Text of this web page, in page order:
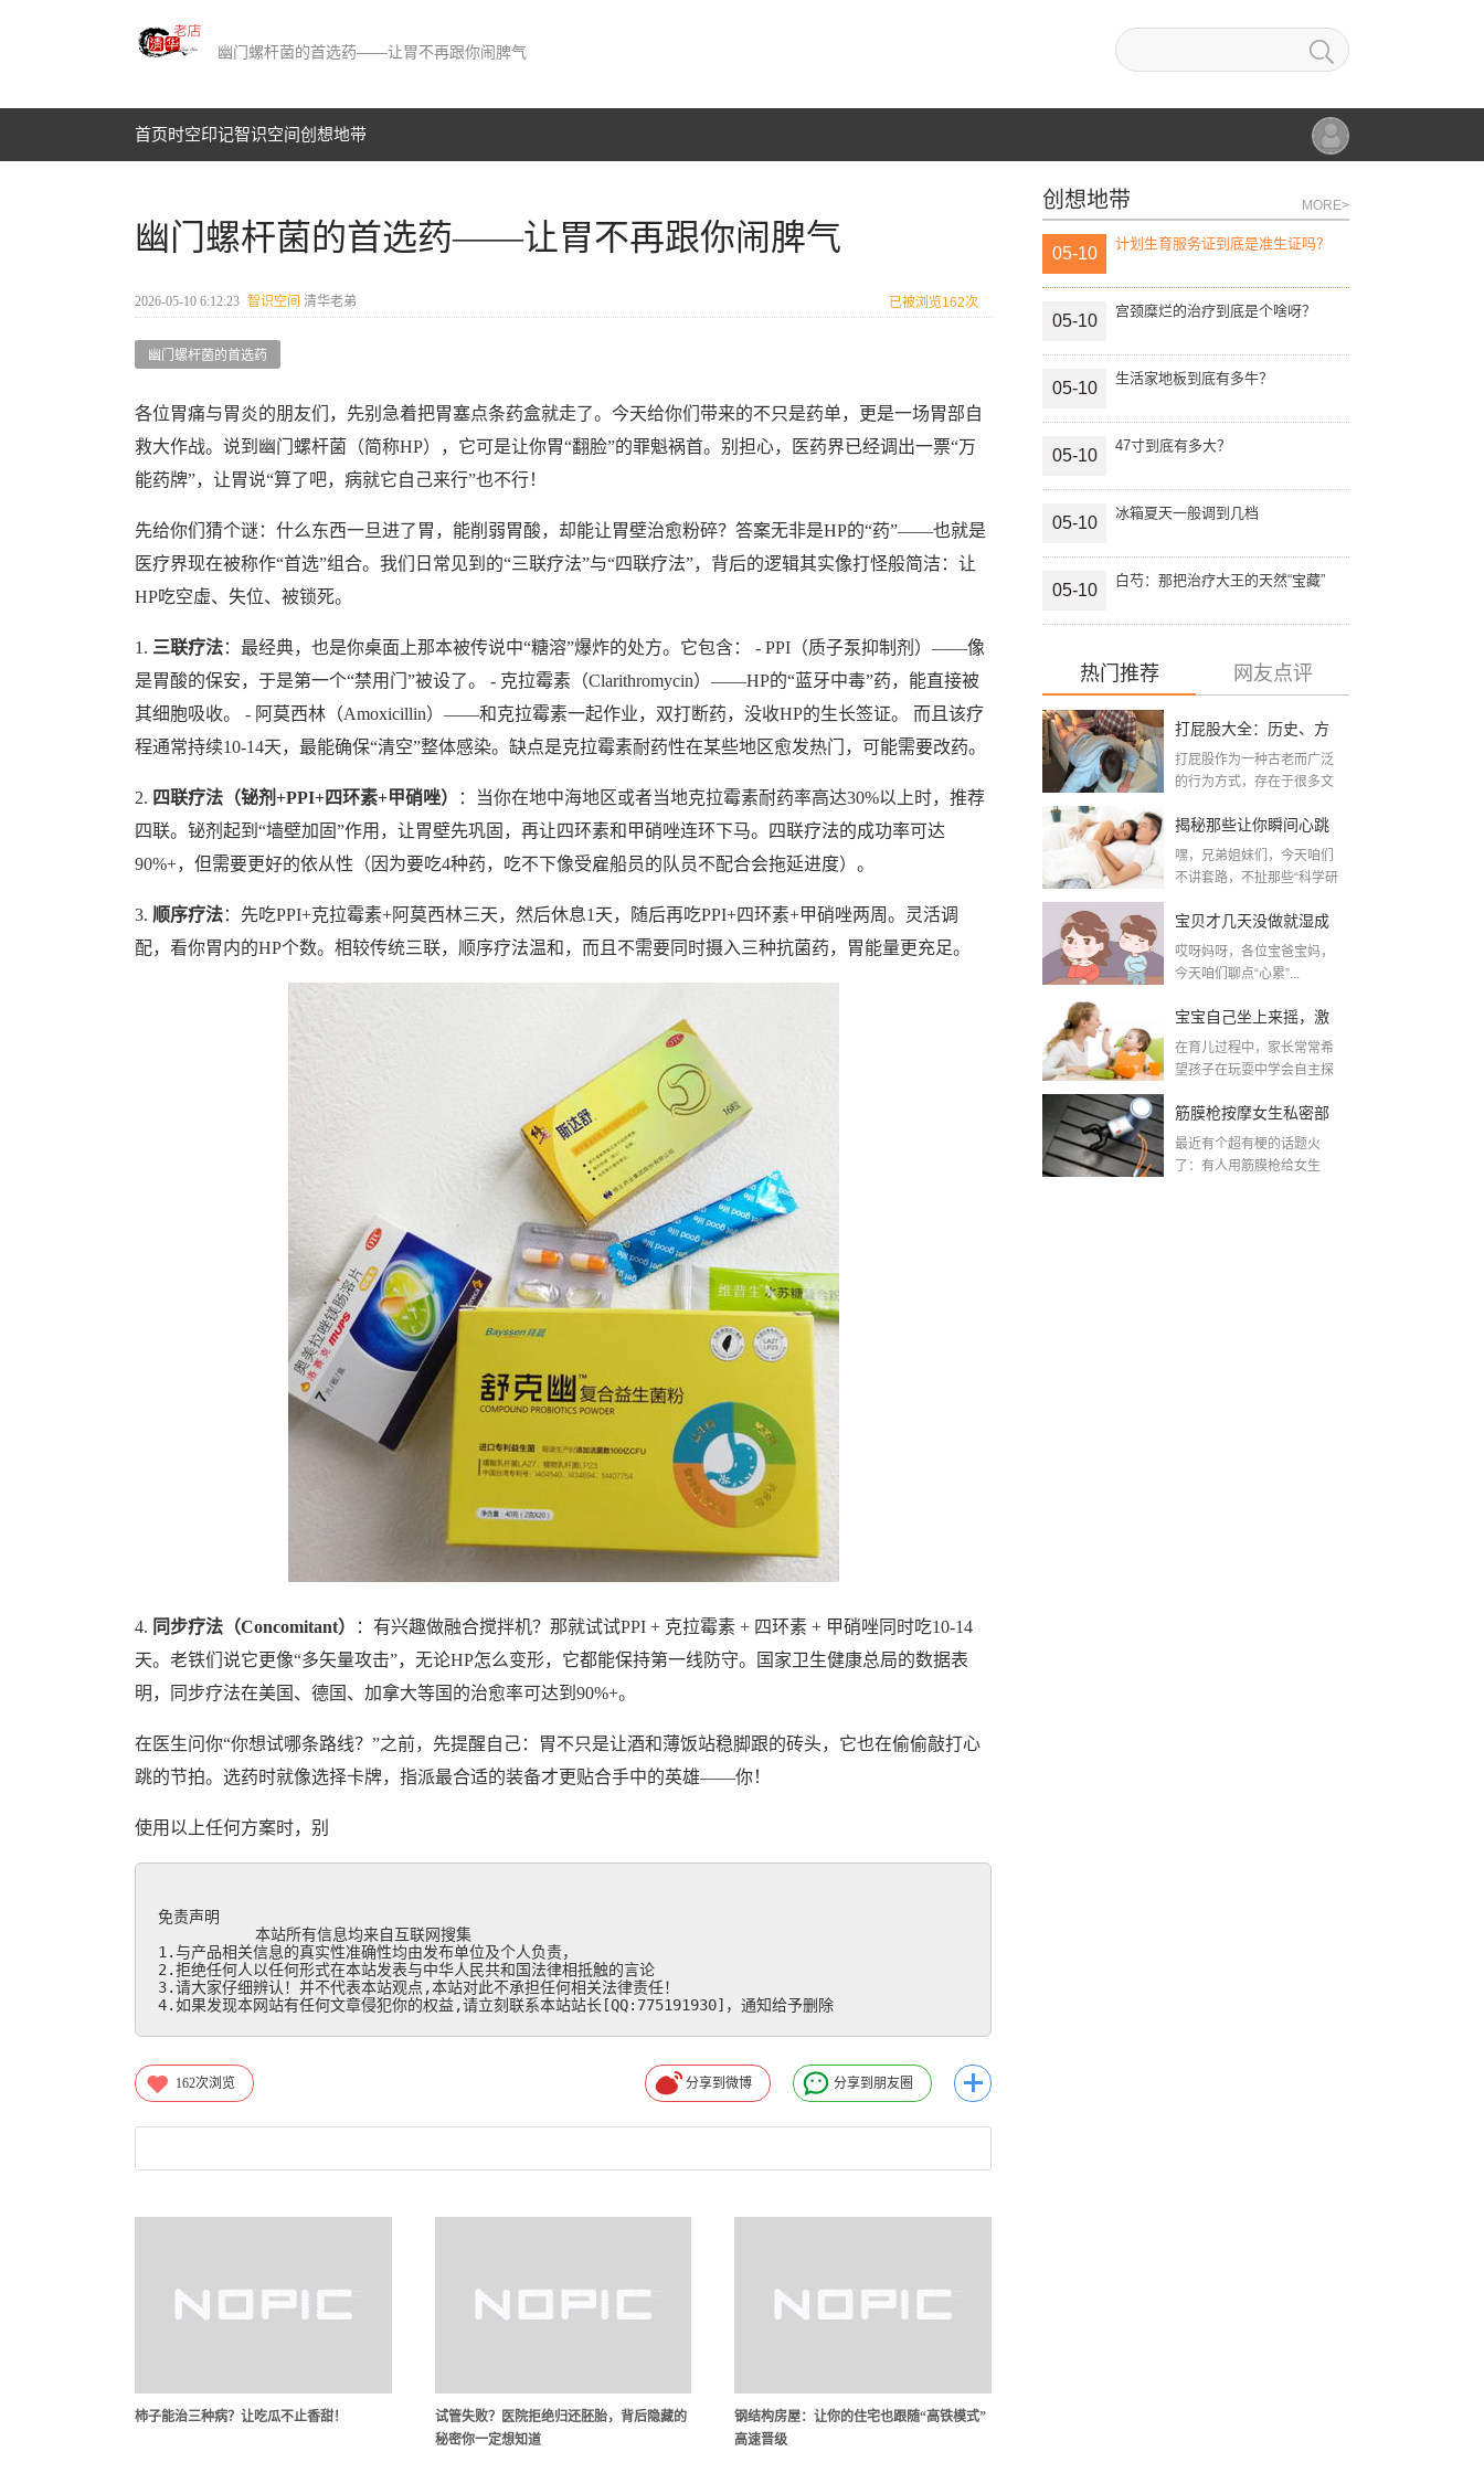
幽门螺杆菌的首选药——让胃不再跟你闹脾气
首页时空印记​智识空间​创想地带
幽门螺杆菌的首选药——让胃不再跟你闹脾气
2026-05-10 6:12:23 智识空间​ 清华老弟 已被浏览162次
幽门螺杆菌的首选药
各位胃痛与胃炎的朋友们，先别急着把胃塞点条药盒就走了。今天给你们带来的不只是药单，更是一场胃部自
救大作战。说到幽门螺杆菌（简称HP），它可是让你胃“翻脸”的罪魁祸首。别担心，医药界已经调出一票“万
能药牌”，让胃说“算了吧，病就它自己来行”也不行！
先给你们猜个谜：什么东西一旦进了胃，能削弱胃酸，却能让胃壁治愈粉碎？答案无非是HP的“药”——也就是
医疗界现在被称作“首选”组合。我们日常见到的“三联疗法”与“四联疗法”，背后的逻辑其实像打怪般简洁：让
HP吃空虛、失位、被锁死。
1. 三联疗法：最经典，也是你桌面上那本被传说中“糖溶”爆炸的处方。它包含： - PPI（质子泵抑制剂）——像
是胃酸的保安，于是第一个“禁用门”被设了。 - 克拉霉素（Clarithromycin）——HP的“蓝牙中毒”药，能直接被
其细胞吸收。 - 阿莫西林（Amoxicillin）——和克拉霉素一起作业，双打断药，没收HP的生长签证。 而且该疗
程通常持续10-14天，最能确保“清空”整体感染。缺点是克拉霉素耐药性在某些地区愈发热门，可能需要改药。
2. 四联疗法（铋剂+PPI+四环素+甲硝唑）
：当你在地中海地区或者当地克拉霉素耐药率高达30%以上时，推荐
四联。铋剂起到“墙壁加固”作用，让胃壁先巩固，再让四环素和甲硝唑连环下马。四联疗法的成功率可达
90%+，但需要更好的依从性（因为要吃4种药，吃不下像受雇船员的队员不配合会拖延进度）。
3. 顺序疗法：先吃PPI+克拉霉素+阿莫西林三天，然后休息1天，随后再吃PPI+四环素+甲硝唑两周。灵活调
配，看你胃内的HP个数。相较传统三联，顺序疗法温和，而且不需要同时摄入三种抗菌药，胃能量更充足。
4. 同步疗法（Concomitant）
：有兴趣做融合搅拌机？那就试试PPI + 克拉霉素 + 四环素 + 甲硝唑同时吃10-14
天。老铁们说它更像“多矢量攻击”，无论HP怎么变形，它都能保持第一线防守。国家卫生健康总局的数据表
明，同步疗法在美国、德国、加拿大等国的治愈率可达到90%+。
在医生问你“你想试哪条路线？”之前，先提醒自己：胃不只是让酒和薄饭站稳脚跟的砖头，它也在偷偷敲打心
跳的节拍。选药时就像选择卡牌，指派最合适的装备才更贴合手中的英雄——你！
使用以上任何方案时，别
免责声明
本站所有信息均来自互联网搜集
1.与产品相关信息的真实性准确性均由发布单位及个人负责，
2.拒绝任何人以任何形式在本站发表与中华人民共和国法律相抵触的言论
3.请大家仔细辨认！并不代表本站观点,本站对此不承担任何相关法律责任！
4.如果发现本网站有任何文章侵犯你的权益,请立刻联系本站站长[QQ:775191930]，通知给予删除
162次浏览 分享到微博 分享到朋友圈
柿子能治三种病？让吃瓜不止香甜！
试管失败？医院拒绝归还胚胎，背后隐藏的
秘密你一定想知道
钢结构房屋：让你的住宅也跟随“高铁模式”
高速晋级
创想地带 MORE>
05-10
计划生育服务证到底是准生证吗？
05-10
宫颈糜烂的治疗到底是个啥呀？
05-10
生活家地板到底有多牛？
05-10
47寸到底有多大？
05-10
冰箱夏天一般调到几档
05-10
白芍：那把治疗大王的天然“宝藏”
热门推荐 网友点评
打屁股大全：历史、方
法与注意事项全解析
打屁股作为一种古老而广泛
的行为方式，存在于很多文
揭秘那些让你瞬间心跳
加速的夫妻性生活姿
切吗？
嘿，兄弟姐妹们，今天咱们
不讲套路，不扯那些“科学研
宝贝才几天没做就湿成
这个样，是不是出轨
哎呀妈呀，各位宝爸宝妈，
今天咱们聊点“心累”...
宝宝自己坐上来摇，激
发孩子自主探索的乐趣
在育儿过程中，家长常常希
望孩子在玩耍中学会自主探
筋膜枪按摩女生私密部
位？这波操作太有创意
最近有个超有梗的话题火
了：有人用筋膜枪给女生